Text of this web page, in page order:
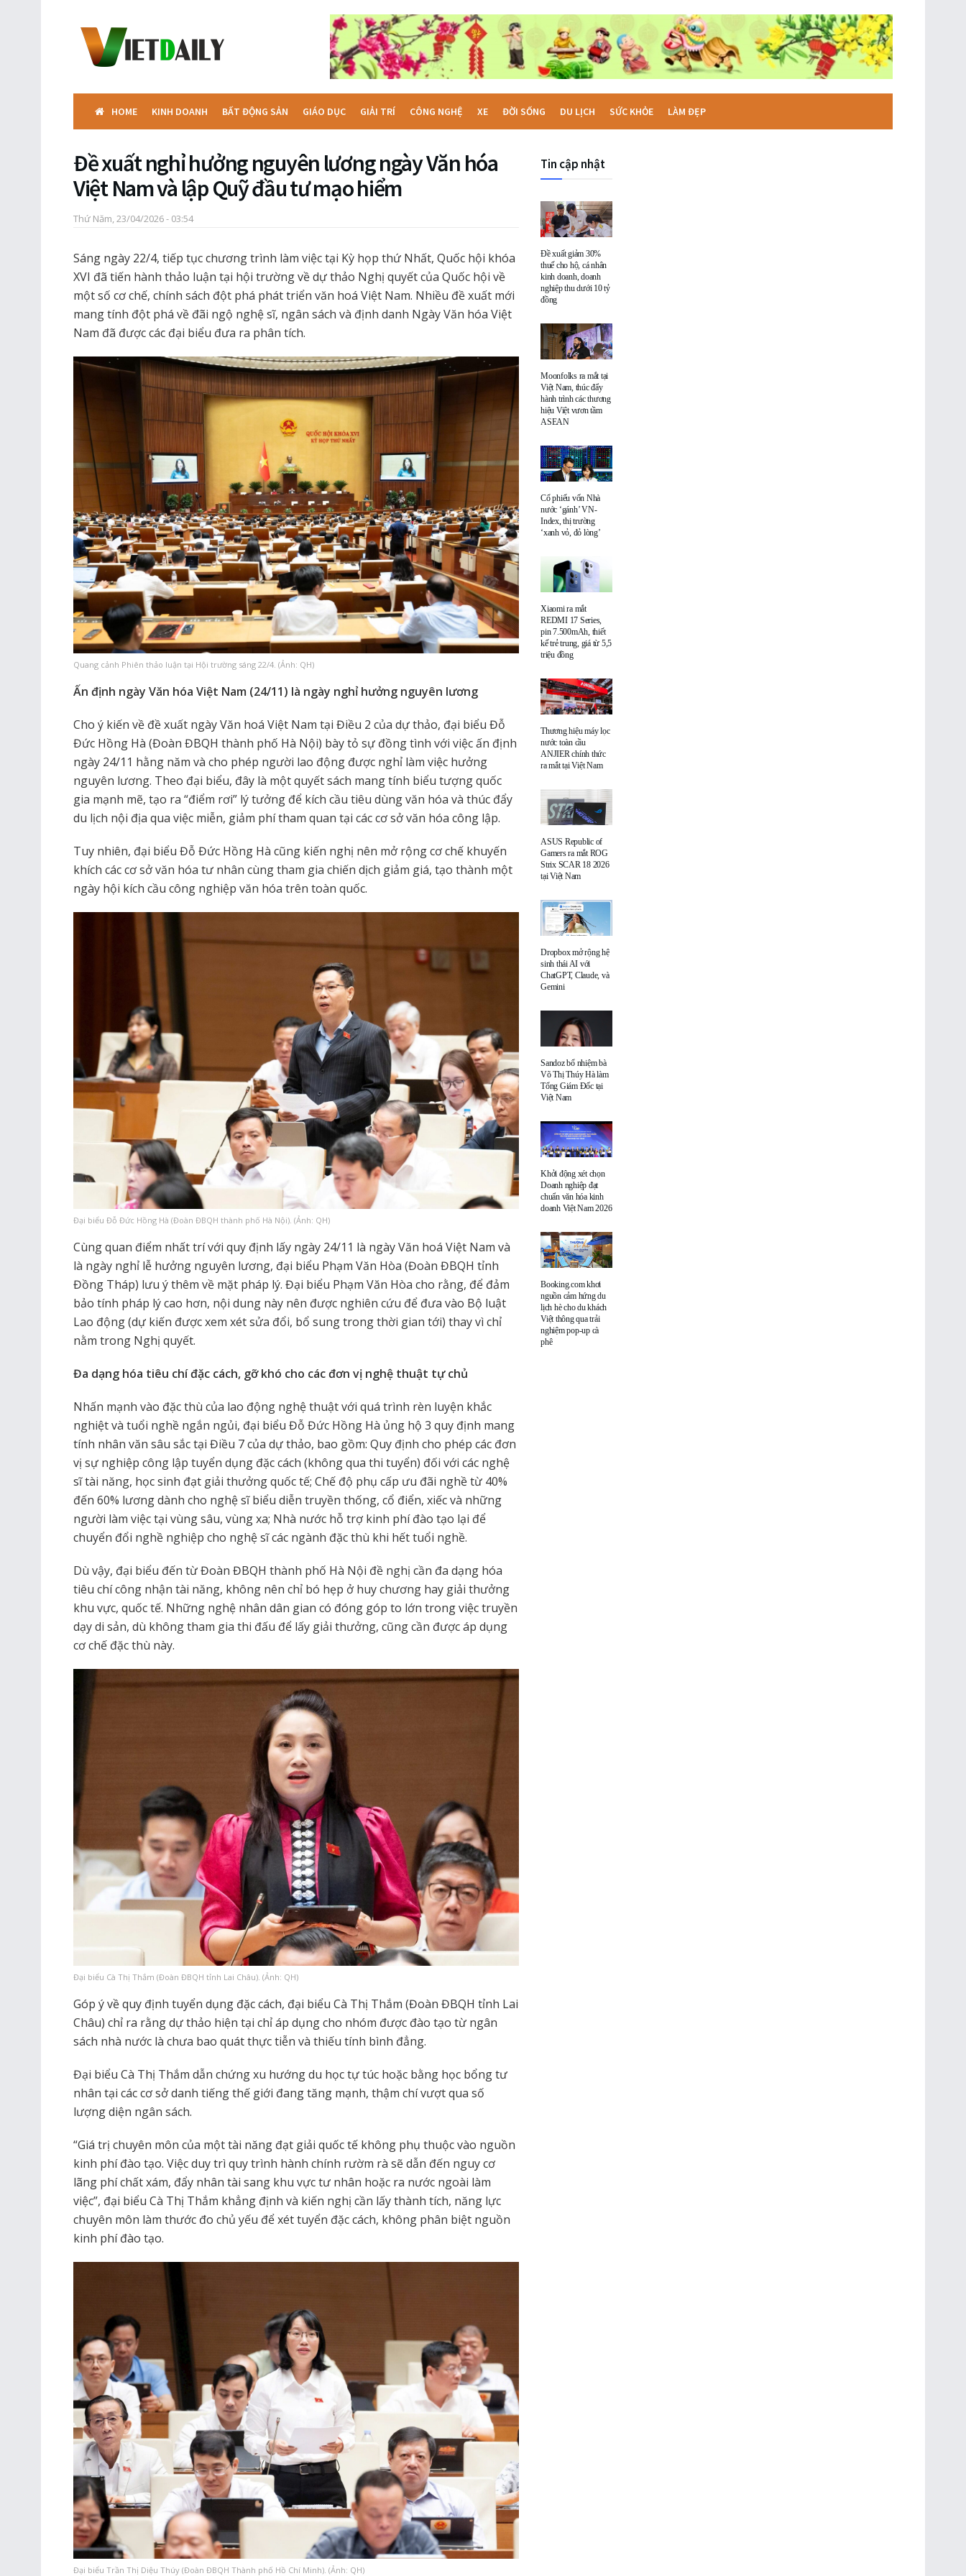
HOME KINH DOANH BẤT ĐỘNG SẢN GIÁO DỤC GIẢI TRÍ CÔNG NGHỆ XE ĐỜI SỐNG DU LỊCH SỨC KHỎE LÀM ĐẸP
Đề xuất nghỉ hưởng nguyên lương ngày Văn hóa
Việt Nam và lập Quỹ đầu tư mạo hiểm
Thứ Năm, 23/04/2026 - 03:54
Sáng ngày 22/4, tiếp tục chương trình làm việc tại Kỳ họp thứ Nhất, Quốc hội khóa
XVI đã tiến hành thảo luận tại hội trường về dự thảo Nghị quyết của Quốc hội về
một số cơ chế, chính sách đột phá phát triển văn hoá Việt Nam. Nhiều đề xuất mới
mang tính đột phá về đãi ngộ nghệ sĩ, ngân sách và định danh Ngày Văn hóa Việt
Nam đã được các đại biểu đưa ra phân tích.
Quang cảnh Phiên thảo luận tại Hội trường sáng 22/4. (Ảnh: QH)
Ấn định ngày Văn hóa Việt Nam (24/11) là ngày nghỉ hưởng nguyên lương
Cho ý kiến về đề xuất ngày Văn hoá Việt Nam tại Điều 2 của dự thảo, đại biểu Đỗ
Đức Hồng Hà (Đoàn ĐBQH thành phố Hà Nội) bày tỏ sự đồng tình với việc ấn định
ngày 24/11 hằng năm và cho phép người lao động được nghỉ làm việc hưởng
nguyên lương. Theo đại biểu, đây là một quyết sách mang tính biểu tượng quốc
gia mạnh mẽ, tạo ra “điểm rơi” lý tưởng để kích cầu tiêu dùng văn hóa và thúc đẩy
du lịch nội địa qua việc miễn, giảm phí tham quan tại các cơ sở văn hóa công lập.
Tuy nhiên, đại biểu Đỗ Đức Hồng Hà cũng kiến nghị nên mở rộng cơ chế khuyến
khích các cơ sở văn hóa tư nhân cùng tham gia chiến dịch giảm giá, tạo thành một
ngày hội kích cầu công nghiệp văn hóa trên toàn quốc.
Đại biểu Đỗ Đức Hồng Hà (Đoàn ĐBQH thành phố Hà Nội). (Ảnh: QH)
Cùng quan điểm nhất trí với quy định lấy ngày 24/11 là ngày Văn hoá Việt Nam và
là ngày nghỉ lễ hưởng nguyên lương, đại biểu Phạm Văn Hòa (Đoàn ĐBQH tỉnh
Đồng Tháp) lưu ý thêm về mặt pháp lý. Đại biểu Phạm Văn Hòa cho rằng, để đảm
bảo tính pháp lý cao hơn, nội dung này nên được nghiên cứu để đưa vào Bộ luật
Lao động (dự kiến được xem xét sửa đổi, bổ sung trong thời gian tới) thay vì chỉ
nằm trong Nghị quyết.
Đa dạng hóa tiêu chí đặc cách, gỡ khó cho các đơn vị nghệ thuật tự chủ
Nhấn mạnh vào đặc thù của lao động nghệ thuật với quá trình rèn luyện khắc
nghiệt và tuổi nghề ngắn ngủi, đại biểu Đỗ Đức Hồng Hà ủng hộ 3 quy định mang
tính nhân văn sâu sắc tại Điều 7 của dự thảo, bao gồm: Quy định cho phép các đơn
vị sự nghiệp công lập tuyển dụng đặc cách (không qua thi tuyển) đối với các nghệ
sĩ tài năng, học sinh đạt giải thưởng quốc tế; Chế độ phụ cấp ưu đãi nghề từ 40%
đến 60% lương dành cho nghệ sĩ biểu diễn truyền thống, cổ điển, xiếc và những
người làm việc tại vùng sâu, vùng xa; Nhà nước hỗ trợ kinh phí đào tạo lại để
chuyển đổi nghề nghiệp cho nghệ sĩ các ngành đặc thù khi hết tuổi nghề.
Dù vậy, đại biểu đến từ Đoàn ĐBQH thành phố Hà Nội đề nghị cần đa dạng hóa
tiêu chí công nhận tài năng, không nên chỉ bó hẹp ở huy chương hay giải thưởng
khu vực, quốc tế. Những nghệ nhân dân gian có đóng góp to lớn trong việc truyền
dạy di sản, dù không tham gia thi đấu để lấy giải thưởng, cũng cần được áp dụng
cơ chế đặc thù này.
Đại biểu Cà Thị Thắm (Đoàn ĐBQH tỉnh Lai Châu). (Ảnh: QH)
Góp ý về quy định tuyển dụng đặc cách, đại biểu Cà Thị Thắm (Đoàn ĐBQH tỉnh Lai
Châu) chỉ ra rằng dự thảo hiện tại chỉ áp dụng cho nhóm được đào tạo từ ngân
sách nhà nước là chưa bao quát thực tiễn và thiếu tính bình đẳng.
Đại biểu Cà Thị Thắm dẫn chứng xu hướng du học tự túc hoặc bằng học bổng tư
nhân tại các cơ sở danh tiếng thế giới đang tăng mạnh, thậm chí vượt qua số
lượng diện ngân sách.
“Giá trị chuyên môn của một tài năng đạt giải quốc tế không phụ thuộc vào nguồn
kinh phí đào tạo. Việc duy trì quy trình hành chính rườm rà sẽ dẫn đến nguy cơ
lãng phí chất xám, đẩy nhân tài sang khu vực tư nhân hoặc ra nước ngoài làm
việc”, đại biểu Cà Thị Thắm khẳng định và kiến nghị cần lấy thành tích, năng lực
chuyên môn làm thước đo chủ yếu để xét tuyển đặc cách, không phân biệt nguồn
kinh phí đào tạo.
Đại biểu Trần Thị Diệu Thúy (Đoàn ĐBQH Thành phố Hồ Chí Minh). (Ảnh: QH)
Tin cập nhật
Đề xuất giảm 30%
thuế cho hộ, cá nhân
kinh doanh, doanh
nghiệp thu dưới 10 tỷ
đồng
Moonfolks ra mắt tại
Việt Nam, thúc đẩy
hành trình các thương
hiệu Việt vươn tầm
ASEAN
Cổ phiếu vốn Nhà
nước ‘gánh’ VN-
Index, thị trường
‘xanh vỏ, đỏ lòng’
Xiaomi ra mắt
REDMI 17 Series,
pin 7.500mAh, thiết
kế trẻ trung, giá từ 5,5
triệu đồng
Thương hiệu máy lọc
nước toàn cầu
ANJIER chính thức
ra mắt tại Việt Nam
ASUS Republic of
Gamers ra mắt ROG
Strix SCAR 18 2026
tại Việt Nam
Dropbox mở rộng hệ
sinh thái AI với
ChatGPT, Claude, và
Gemini
Sandoz bổ nhiệm bà
Võ Thị Thúy Hà làm
Tổng Giám Đốc tại
Việt Nam
Khởi động xét chọn
Doanh nghiệp đạt
chuẩn văn hóa kinh
doanh Việt Nam 2026
Booking.com khơi
nguồn cảm hứng du
lịch hè cho du khách
Việt thông qua trải
nghiệm pop-up cà
phê